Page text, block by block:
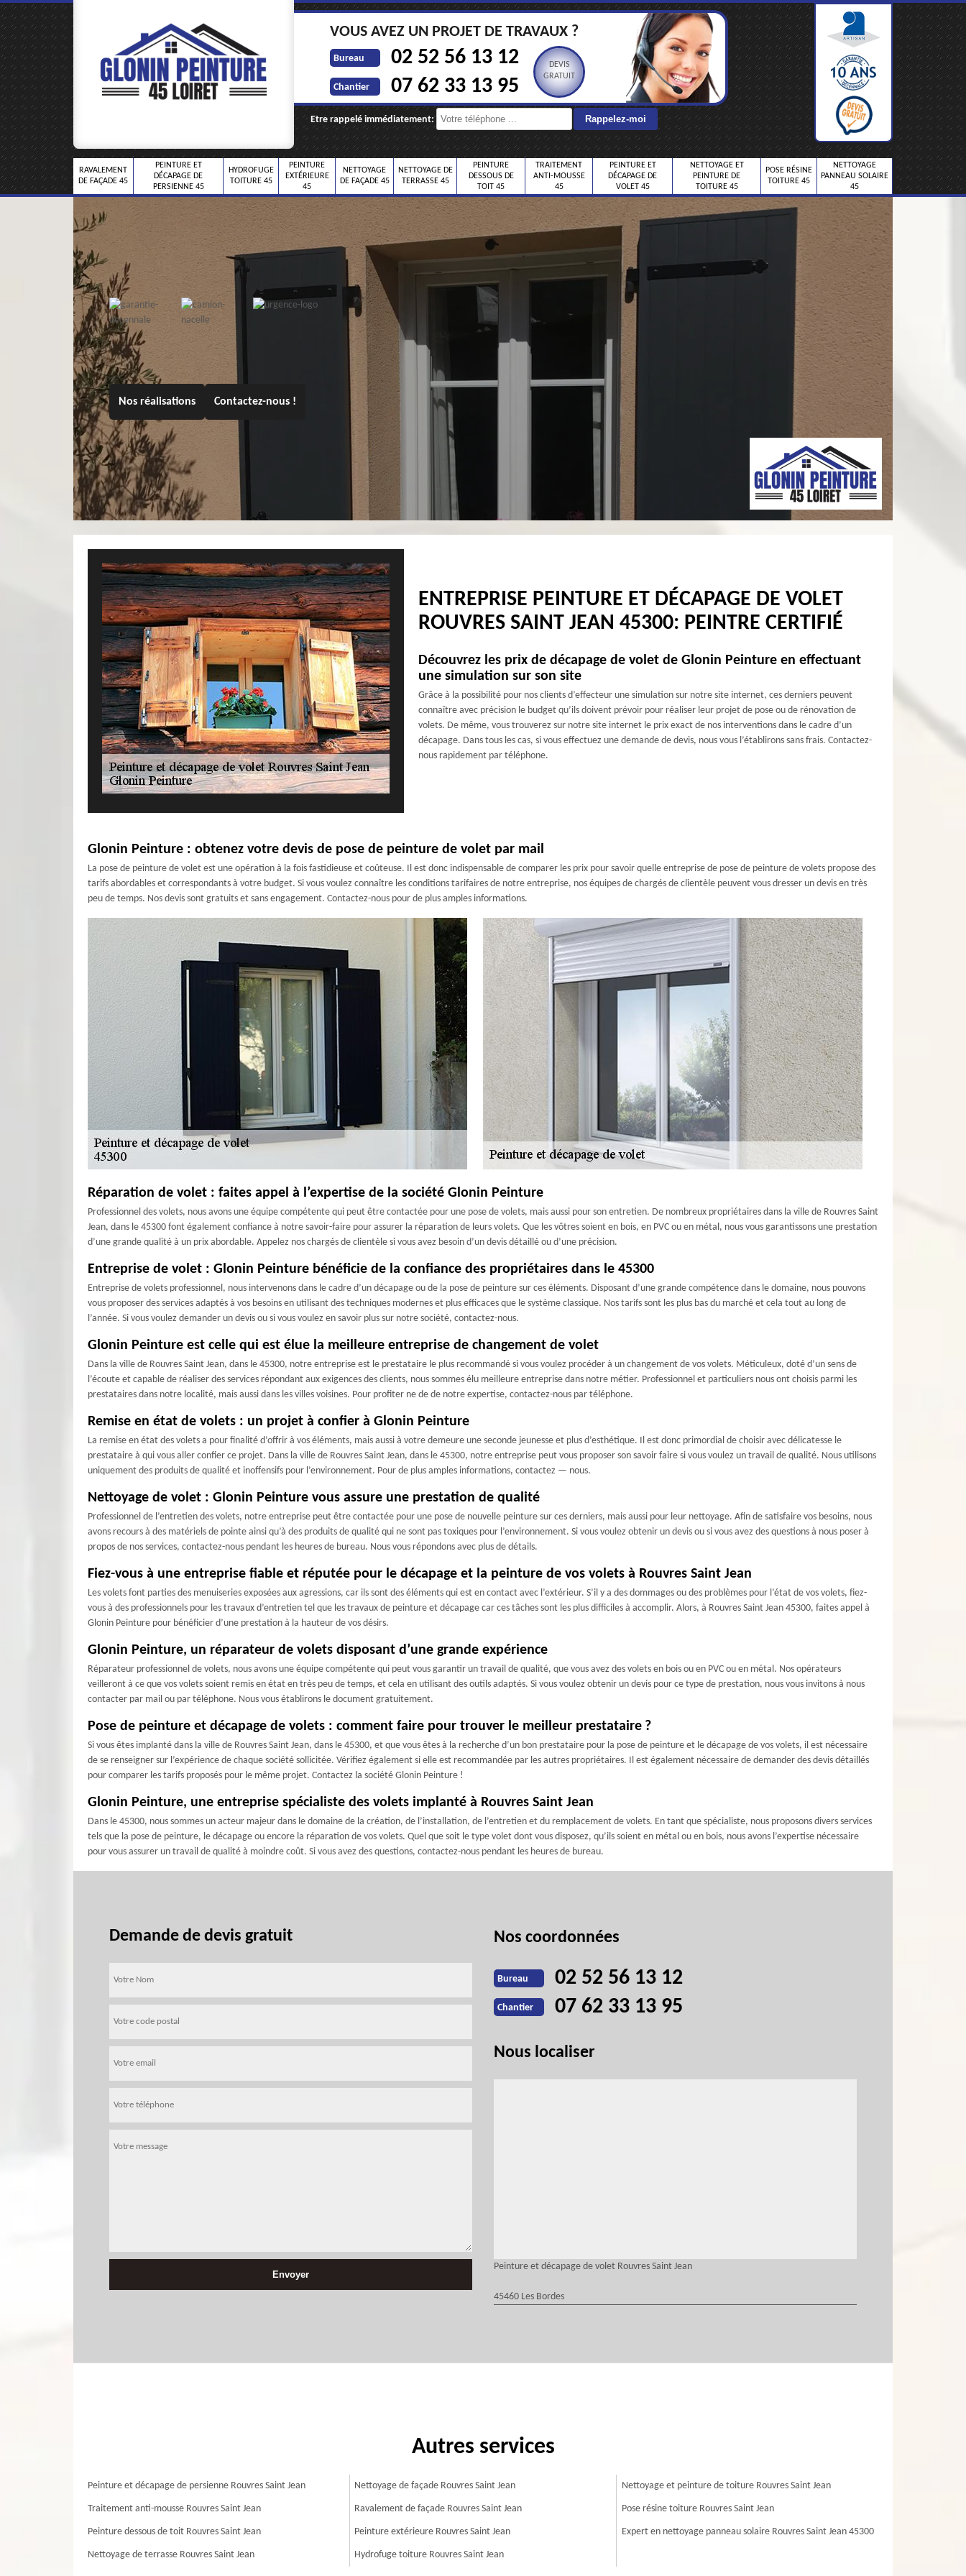
VOUS AVEZ UN PROJET DE TRAVAUX ?
Bureau 02 52 56 13 12
Chantier 07 62 33 13 95
DEVIS
GRATUIT
Etre rappelé immédiatement:
RAVALEMENT
DE FAÇADE 45
PEINTURE ET
DÉCAPAGE DE
PERSIENNE 45
HYDROFUGE
TOITURE 45
PEINTURE
EXTÉRIEURE
45
NETTOYAGE
DE FAÇADE 45
NETTOYAGE DE
TERRASSE 45
PEINTURE
DESSOUS DE
TOIT 45
TRAITEMENT
ANTI-MOUSSE
45
PEINTURE ET
DÉCAPAGE DE
VOLET 45
NETTOYAGE ET
PEINTURE DE
TOITURE 45
POSE RÉSINE
TOITURE 45
NETTOYAGE
PANNEAU SOLAIRE
45
Nos réalisations Contactez-nous !
ENTREPRISE PEINTURE ET DÉCAPAGE DE VOLET
ROUVRES SAINT JEAN 45300: PEINTRE CERTIFIÉ
Découvrez les prix de décapage de volet de Glonin Peinture en effectuant
une simulation sur son site
Grâce à la possibilité pour nos clients d’effecteur une simulation sur notre site internet, ces derniers peuvent
connaître avec précision le budget qu’ils doivent prévoir pour réaliser leur projet de pose ou de rénovation de
volets. De même, vous trouverez sur notre site internet le prix exact de nos interventions dans le cadre d’un
décapage. Dans tous les cas, si vous effectuez une demande de devis, nous vous l’établirons sans frais. Contactez-
nous rapidement par téléphone.
Glonin Peinture : obtenez votre devis de pose de peinture de volet par mail
La pose de peinture de volet est une opération à la fois fastidieuse et coûteuse. Il est donc indispensable de comparer les prix pour savoir quelle entreprise de pose de peinture de volets propose des
tarifs abordables et correspondants à votre budget. Si vous voulez connaître les conditions tarifaires de notre entreprise, nos équipes de chargés de clientèle peuvent vous dresser un devis en très
peu de temps. Nos devis sont gratuits et sans engagement. Contactez-nous pour de plus amples informations.
Réparation de volet : faites appel à l’expertise de la société Glonin Peinture
Professionnel des volets, nous avons une équipe compétente qui peut être contactée pour une pose de volets, mais aussi pour son entretien. De nombreux propriétaires dans la ville de Rouvres Saint
Jean, dans le 45300 font également confiance à notre savoir-faire pour assurer la réparation de leurs volets. Que les vôtres soient en bois, en PVC ou en métal, nous vous garantissons une prestation
d’une grande qualité à un prix abordable. Appelez nos chargés de clientèle si vous avez besoin d’un devis détaillé ou d’une précision.
Entreprise de volet : Glonin Peinture bénéficie de la confiance des propriétaires dans le 45300
Entreprise de volets professionnel, nous intervenons dans le cadre d’un décapage ou de la pose de peinture sur ces éléments. Disposant d’une grande compétence dans le domaine, nous pouvons
vous proposer des services adaptés à vos besoins en utilisant des techniques modernes et plus efficaces que le système classique. Nos tarifs sont les plus bas du marché et cela tout au long de
l’année. Si vous voulez demander un devis ou si vous voulez en savoir plus sur notre société, contactez-nous.
Glonin Peinture est celle qui est élue la meilleure entreprise de changement de volet
Dans la ville de Rouvres Saint Jean, dans le 45300, notre entreprise est le prestataire le plus recommandé si vous voulez procéder à un changement de vos volets. Méticuleux, doté d’un sens de
l’écoute et capable de réaliser des services répondant aux exigences des clients, nous sommes élu meilleure entreprise dans notre métier. Professionnel et particuliers nous ont choisis parmi les
prestataires dans notre localité, mais aussi dans les villes voisines. Pour profiter ne de de notre expertise, contactez-nous par téléphone.
Remise en état de volets : un projet à confier à Glonin Peinture
La remise en état des volets a pour finalité d’offrir à vos éléments, mais aussi à votre demeure une seconde jeunesse et plus d’esthétique. Il est donc primordial de choisir avec délicatesse le
prestataire à qui vous aller confier ce projet. Dans la ville de Rouvres Saint Jean, dans le 45300, notre entreprise peut vous proposer son savoir faire si vous voulez un travail de qualité. Nous utilisons
uniquement des produits de qualité et inoffensifs pour l’environnement. Pour de plus amples informations, contactez — nous.
Nettoyage de volet : Glonin Peinture vous assure une prestation de qualité
Professionnel de l’entretien des volets, notre entreprise peut être contactée pour une pose de nouvelle peinture sur ces derniers, mais aussi pour leur nettoyage. Afin de satisfaire vos besoins, nous
avons recours à des matériels de pointe ainsi qu’à des produits de qualité qui ne sont pas toxiques pour l’environnement. Si vous voulez obtenir un devis ou si vous avez des questions à nous poser à
propos de nos services, contactez-nous pendant les heures de bureau. Nous vous répondons avec plus de détails.
Fiez-vous à une entreprise fiable et réputée pour le décapage et la peinture de vos volets à Rouvres Saint Jean
Les volets font parties des menuiseries exposées aux agressions, car ils sont des éléments qui est en contact avec l’extérieur. S’il y a des dommages ou des problèmes pour l’état de vos volets, fiez-
vous à des professionnels pour les travaux d’entretien tel que les travaux de peinture et décapage car ces tâches sont les plus difficiles à accomplir. Alors, à Rouvres Saint Jean 45300, faites appel à
Glonin Peinture pour bénéficier d’une prestation à la hauteur de vos désirs.
Glonin Peinture, un réparateur de volets disposant d’une grande expérience
Réparateur professionnel de volets, nous avons une équipe compétente qui peut vous garantir un travail de qualité, que vous avez des volets en bois ou en PVC ou en métal. Nos opérateurs
veilleront à ce que vos volets soient remis en état en très peu de temps, et cela en utilisant des outils adaptés. Si vous voulez obtenir un devis pour ce type de prestation, nous vous invitons à nous
contacter par mail ou par téléphone. Nous vous établirons le document gratuitement.
Pose de peinture et décapage de volets : comment faire pour trouver le meilleur prestataire ?
Si vous êtes implanté dans la ville de Rouvres Saint Jean, dans le 45300, et que vous êtes à la recherche d’un bon prestataire pour la pose de peinture et le décapage de vos volets, il est nécessaire
de se renseigner sur l’expérience de chaque société sollicitée. Vérifiez également si elle est recommandée par les autres propriétaires. Il est également nécessaire de demander des devis détaillés
pour comparer les tarifs proposés pour le même projet. Contactez la société Glonin Peinture !
Glonin Peinture, une entreprise spécialiste des volets implanté à Rouvres Saint Jean
Dans le 45300, nous sommes un acteur majeur dans le domaine de la création, de l’installation, de l’entretien et du remplacement de volets. En tant que spécialiste, nous proposons divers services
tels que la pose de peinture, le décapage ou encore la réparation de vos volets. Quel que soit le type volet dont vous disposez, qu’ils soient en métal ou en bois, nous avons l’expertise nécessaire
pour vous assurer un travail de qualité à moindre coût. Si vous avez des questions, contactez-nous pendant les heures de bureau.
Demande de devis gratuit Nos coordonnées
Bureau 02 52 56 13 12
Chantier 07 62 33 13 95
Nous localiser
Peinture et décapage de volet Rouvres Saint Jean
45460 Les Bordes
Autres services
Peinture et décapage de persienne Rouvres Saint Jean
Traitement anti-mousse Rouvres Saint Jean
Peinture dessous de toit Rouvres Saint Jean
Nettoyage de terrasse Rouvres Saint Jean
Nettoyage de façade Rouvres Saint Jean
Ravalement de façade Rouvres Saint Jean
Peinture extérieure Rouvres Saint Jean
Hydrofuge toiture Rouvres Saint Jean
Nettoyage et peinture de toiture Rouvres Saint Jean
Pose résine toiture Rouvres Saint Jean
Expert en nettoyage panneau solaire Rouvres Saint Jean 45300